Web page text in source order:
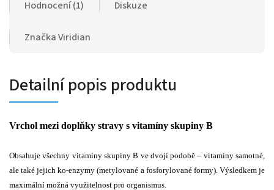
Hodnocení (1) Diskuze
ZnačkaViridian
Detailní popis produktu
Vrchol mezi doplňky stravy s vitamíny skupiny B
Obsahuje všechny vitamíny skupiny B ve dvojí podobě – vitamíny samotné,
ale také jejich ko-enzymy (metylované a fosforylované formy). Výsledkem je
maximální možná využitelnost pro organismus.